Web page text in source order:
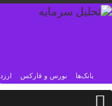
بورس و فارکس بانک‌ها
پنجشنبه / ۱۵ مرداد /